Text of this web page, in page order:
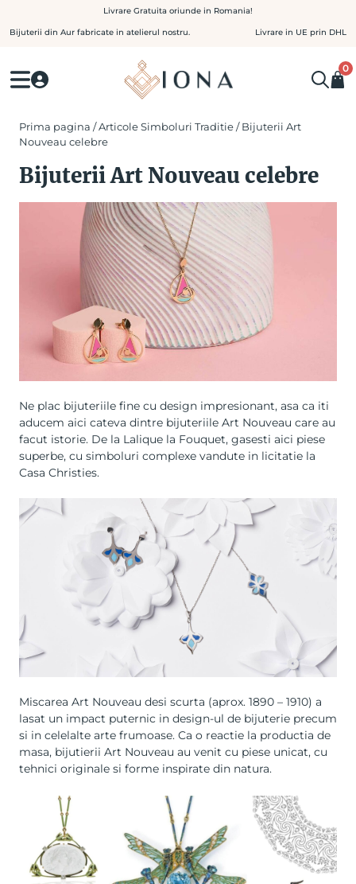
to
Livrare Gratuita oriunde in Romania!
Bijuterii din Aur fabricate in atelierul nostru. Livrare in UE prin DHL
0
Prima pagina /Articole Simboluri Traditie/ Bijuterii Art
Nouveau celebre
Bijuterii Art Nouveau celebre
Ne plac bijuteriile fine cu design impresionant, asa ca iti
aducem aici cateva dintre bijuteriile Art Nouveau care au
facut istorie. De la Lalique la Fouquet, gasesti aici piese
superbe, cu simboluri complexe vandute in licitatie la
Casa Christies.
Miscarea Art Nouveau desi scurta (aprox. 1890 – 1910) a
lasat un impact puternic in design-ul de bijuterie precum
si in celelalte arte frumoase. Ca o reactie la productia de
masa, bijutierii Art Nouveau au venit cu piese unicat, cu
tehnici originale si forme inspirate din natura.